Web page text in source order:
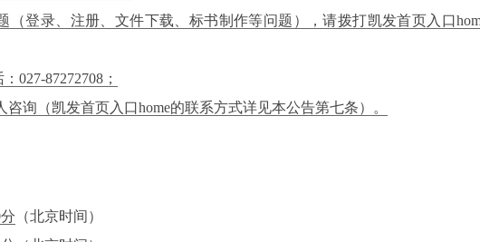
登录、注册、文件下载、标书制作等问题），请拨打凯发首页入口
027-87272708；
询（凯发首页入口home的联系方式详见本公告第七条）。
（北京时间）